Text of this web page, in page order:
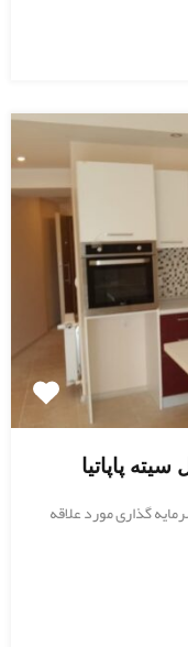
پاپاتیا
گذاری مورد علاقه